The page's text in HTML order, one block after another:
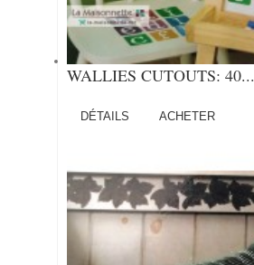
WALLIES CUTOUTS: 40...
DÉTAILS ACHETER